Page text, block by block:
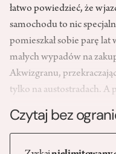
łatwo powiedzieć, że
samochodu to nic
pomieszkał sobie parę lat
małych wypadów na
Akwizgranu,
tylko na austostradach. A
Czytaj bez